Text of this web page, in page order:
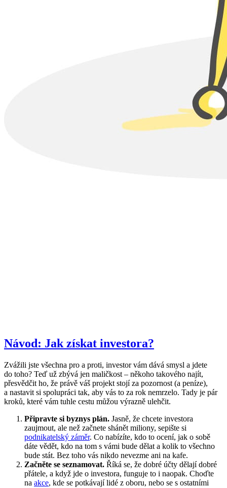
Návod: Jak získat investora?
Zvážili jste všechna pro a proti, investor vám dává smysl a jdete
do toho? Teď už zbývá jen maličkost – někoho takového najít,
přesvědčit ho, že právě váš projekt stojí za pozornost (a peníze),
a nastavit si spolupráci tak, aby vás to za rok nemrzelo. Tady je pár
kroků, které vám tuhle cestu můžou výrazně ulehčit.
Připravte si byznys plán. Jasně, že chcete investora
zaujmout, ale než začnete shánět miliony, sepište si
podnikatelský záměr. Co nabízíte, kdo to ocení, jak o sobě
dáte vědět, kdo na tom s vámi bude dělat a kolik to všechno
bude stát. Bez toho vás nikdo nevezme ani na kafe.
Začněte se seznamovat. Říká se, že dobré účty dělají dobré
přátele, a když jde o investora, funguje to i naopak. Choďte
na akce, kde se potkávají lidé z oboru, nebo se s ostatními